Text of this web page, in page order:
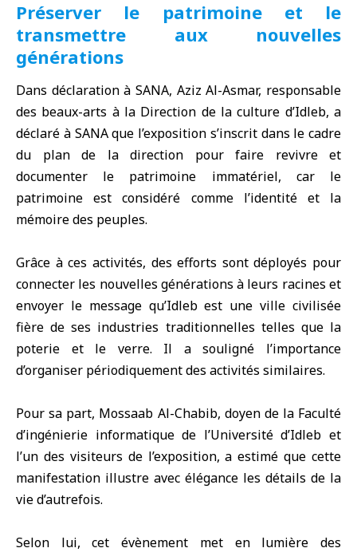
Préserver le patrimoine et le
transmettre aux nouvelles
générations
Dans déclaration à SANA, Aziz Al-Asmar, responsable
des beaux-arts à la Direction de la culture d’Idleb, a
déclaré à SANA que l’exposition s’inscrit dans le cadre
du plan de la direction pour faire revivre et
documenter le patrimoine immatériel, car le
patrimoine est considéré comme l’identité et la
mémoire des peuples.
Grâce à ces activités, des efforts sont déployés pour
connecter les nouvelles générations à leurs racines et
envoyer le message qu’Idleb est une ville civilisée
fière de ses industries traditionnelles telles que la
poterie et le verre. Il a souligné l’importance
d’organiser périodiquement des activités similaires.
Pour sa part, Mossaab Al-Chabib, doyen de la Faculté
d’ingénierie informatique de l’Université d’Idleb et
l’un des visiteurs de l’exposition, a estimé que cette
manifestation illustre avec élégance les détails de la
vie d’autrefois.
Selon lui, cet évènement met en lumière des